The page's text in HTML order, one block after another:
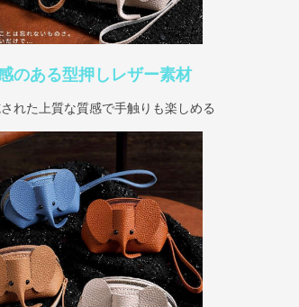
のある型押しレザー素材
れた上質な質感で手触りも楽しめる